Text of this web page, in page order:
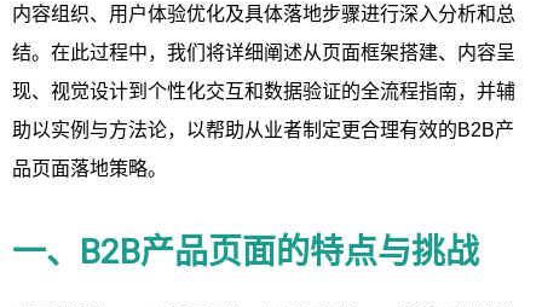
内容组织、用户体验优化及具体落地步骤进行深入分析和总
结。在此过程中，我们将详细阐述从页面框架搭建、内容呈
现、视觉设计到个性化交互和数据验证的全流程指南，并辅
助以实例与方法论，以帮助从业者制定更合理有效的B2B产
品页面落地策略。
一、B2B产品页面的特点与挑战